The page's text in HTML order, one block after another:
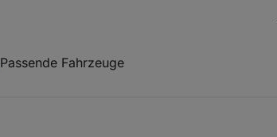
Passende Fahrzeuge